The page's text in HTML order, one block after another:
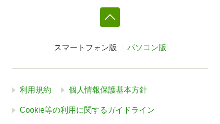
スマートフォン版 パソコン版
利用規約 個人情報保護基本方針
Cookie等の利用に関するガイドライン